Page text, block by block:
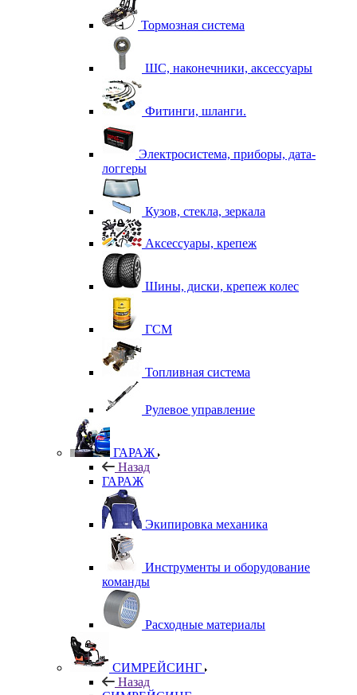
Тормозная система
ШС, наконечники, аксессуары
Фитинги, шланги.
Электросистема, приборы, дата-
логгеры
Кузов, стекла, зеркала
Аксессуары, крепеж
Шины, диски, крепеж колес
ГСМ
Топливная система
Рулевое управление
ГАРАЖ
Назад
ГАРАЖ
Экипировка механика
Инструменты и оборудование
команды
Расходные материалы
СИМРЕЙСИНГ
Назад